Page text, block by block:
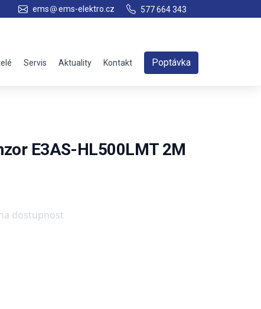
ems ems-elektro.cz 577 664 343
Servis Aktuality Kontakt Poptávka
E3AS-HL500LMT 2M
dostupnost